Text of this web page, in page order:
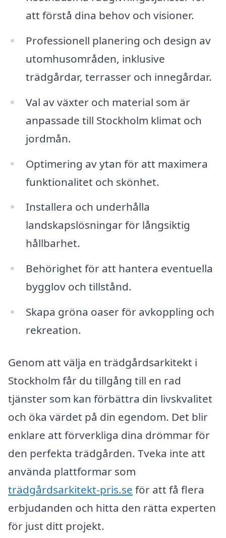
att förstå dina behov och visioner.
Professionell planering och design av
utomhusområden, inklusive
trädgårdar, terrasser och innegårdar.
Val av växter och material som är
anpassade till Stockholm klimat och
jordmån.
Optimering av ytan för att maximera
funktionalitet och skönhet.
Installera och underhålla
landskapslösningar för långsiktig
hållbarhet.
Behörighet för att hantera eventuella
bygglov och tillstånd.
Skapa gröna oaser för avkoppling och
rekreation.
Genom att välja en trädgårdsarkitekt i
Stockholm får du tillgång till en rad
tjänster som kan förbättra din livskvalitet
och öka värdet på din egendom. Det blir
enklare att förverkliga dina drömmar för
den perfekta trädgården. Tveka inte att
använda plattformar som
trädgårdsarkitekt-pris.se för att få flera
erbjudanden och hitta den rätta experten
för just ditt projekt.